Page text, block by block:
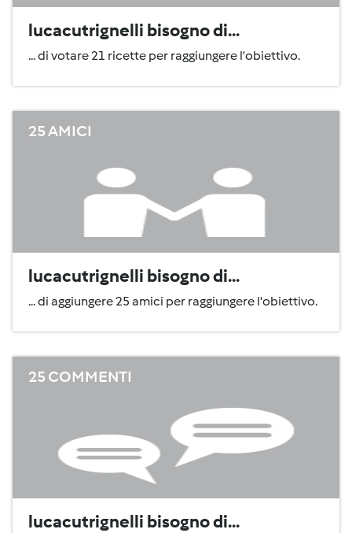
lucacutrignelli bisogno di...
... di votare 21 ricette per raggiungere l'obiettivo.
25 AMICI
lucacutrignelli bisogno di...
... di aggiungere 25 amici per raggiungere l'obiettivo.
25 COMMENTI
lucacutrignelli bisogno di...